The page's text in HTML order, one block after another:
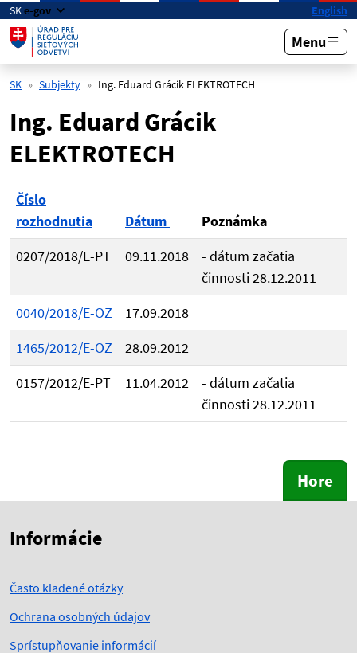
Preskočiť na hlavný obsah
SKe-gov English
Menu
SK Subjekty Ing. Eduard Grácik ELEKTROTECH
Ing. Eduard Grácik
ELEKTROTECH
Číslo
rozhodnutia
Dátum
Poznámka
0207/2018/E-PT
09.11.2018
- dátum začatia
činnosti 28.12.2011
0040/2018/E-OZ
17.09.2018
1465/2012/E-OZ
28.09.2012
0157/2012/E-PT
11.04.2012
- dátum začatia
činnosti 28.12.2011
Hore
Informácie
Často kladené otázky
Ochrana osobných údajov
Sprístupňovanie informácií